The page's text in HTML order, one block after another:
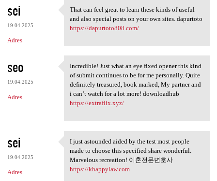
sei
19.04.2025
Adres
That can feel great to learn
That can feel great to learn these kinds of useful
and also special posts on your own sites. dapurtoto
https://dapurtoto808.com/
seo
19.04.2025
Adres
Incredible! Just what an eye
Incredible! Just what an eye fixed opener this kind
of submit continues to be for me personally. Quite
definitely treasured, book marked, My partner and
i can’t watch for a lot more! downloadhub
https://extraflix.xyz/
sei
19.04.2025
Adres
I just astounded aided by the
I just astounded aided by the test most people
made to choose this specified share wonderful.
Marvelous recreation! 이혼전문변호사
https://khappylaw.com